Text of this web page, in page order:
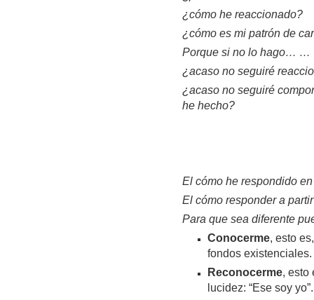
¿cómo he reaccionado?
¿cómo es mi patrón de
Porque si no lo hago… …
¿acaso no seguiré
¿acaso no seguiré
he hecho?
El cómo he respondido
El cómo responder a
Para que sea diferente
Conocerme, esto
fondos existenciales.
Reconocerme, esto
lucidez: “Ese soy yo”.